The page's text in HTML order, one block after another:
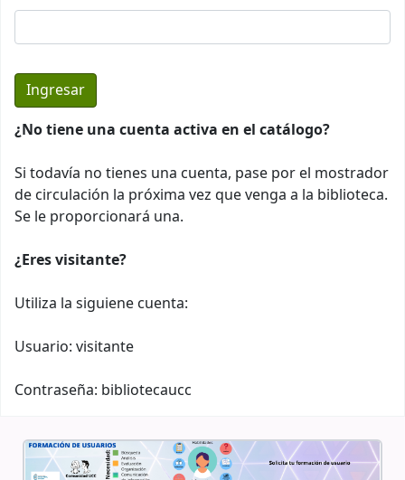
¿No tiene una cuenta activa en el catálogo?
Si todavía no tienes una cuenta, pase por el mostrador
de circulación la próxima vez que venga a la biblioteca.
Se le proporcionará una.
¿Eres visitante?
Utiliza la siguiene cuenta:
Usuario: visitante
Contraseña: bibliotecaucc